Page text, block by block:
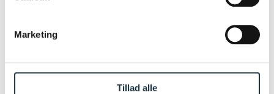
Marketing
Tillad alle
Udarbejdelsen af en hensigtsmæssig skriftlig
argumentation.
håndtering af kæremål i forhold tilminretssag.dk,
anke og håndtering af ankesager, herunder i forhold